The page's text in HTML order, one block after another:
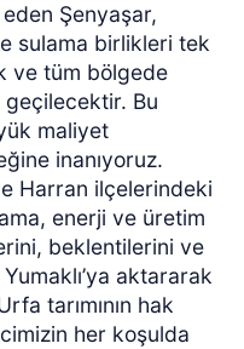
Şenyaşar,
sulama birlikleri tek
ve tüm bölgede
Bu
maliyet
inanıyoruz.
Harran ilçelerindeki
enerji ve üretim
beklentilerini ve
Yumaklı’ya aktararak
tarımının hak
her koşulda